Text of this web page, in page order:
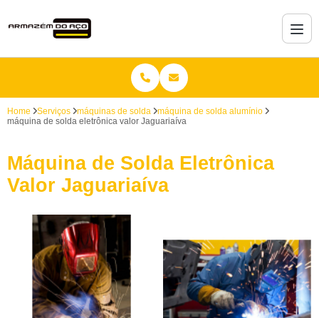
Home Serviços máquinas de solda
máquina de solda alumínio
máquina de solda eletrônica valor Jaguariaíva
Máquina de Solda Eletrônica
Valor Jaguariaíva